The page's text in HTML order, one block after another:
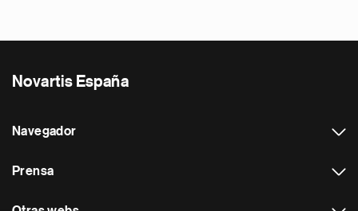
Novartis España
Navegador
Prensa